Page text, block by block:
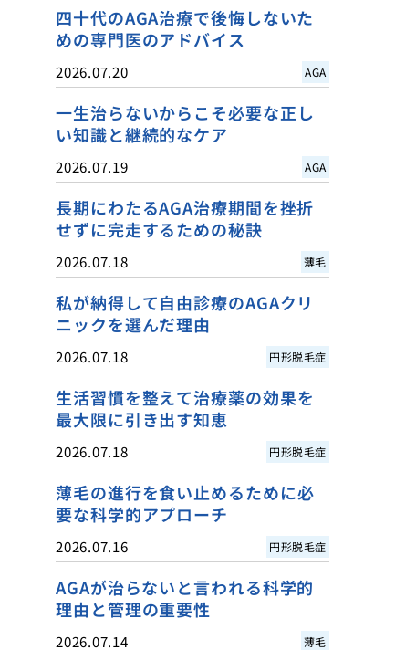
四十代のAGA治療で後悔しないた
めの専門医のアドバイス
2026.07.20 AGA
一生治らないからこそ必要な正し
い知識と継続的なケア
2026.07.19 AGA
長期にわたるAGA治療期間を挫折
せずに完走するための秘訣
2026.07.18 薄毛
私が納得して自由診療のAGAクリ
ニックを選んだ理由
2026.07.18 円形脱毛症
生活習慣を整えて治療薬の効果を
最大限に引き出す知恵
2026.07.18 円形脱毛症
薄毛の進行を食い止めるために必
要な科学的アプローチ
2026.07.16 円形脱毛症
AGAが治らないと言われる科学的
理由と管理の重要性
2026.07.14 薄毛